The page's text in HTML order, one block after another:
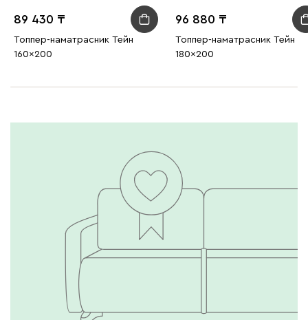
89 430
Топпер-наматрасник Тейн
160x200
96 880
Топпер-наматрасник Тейн
180x200